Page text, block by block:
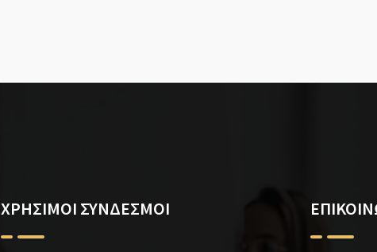
ΧΡΗΣΙΜΟΙ ΣΥΝΔΕΣΜΟΙ